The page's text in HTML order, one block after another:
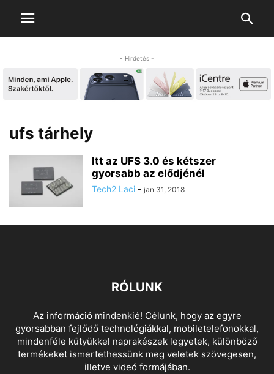
- Hirdetés -
ufs tárhely
Itt az UFS 3.0 és kétszer
gyorsabb az elődjénél
Tech2 Laci - jan 31, 2018
RÓLUNK
Az információ mindenkié! Célunk, hogy az egyre
gyorsabban fejlődő technológiákkal, mobiletelefonokkal,
mindenféle kütyükkel naprakészek legyetek, különböző
termékeket ismertethessünk meg veletek szövegesen,
illetve videó formájában.